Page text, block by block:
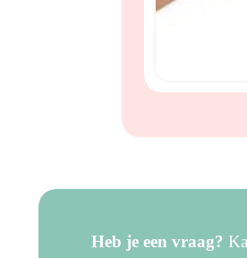
Heb je een vraag?